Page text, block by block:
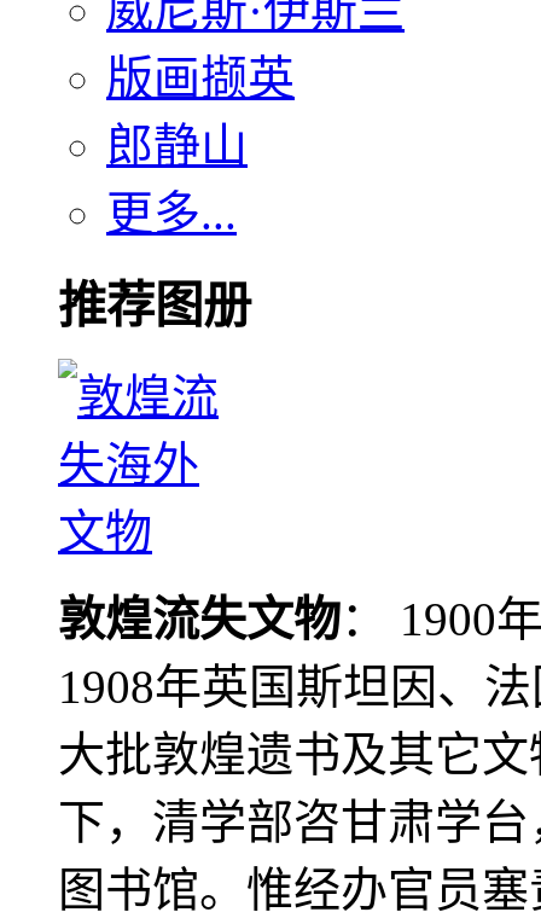
版画撷英
郎静山
更多...
推荐图册
敦煌流失文物： 1900
1908年英国斯坦因、
大批敦煌遗书及其它
下，清学部咨甘肃学
图书馆。惟经办官员